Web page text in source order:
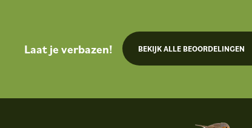
Laat je verbazen! BEKIJK ALLE BEOORDELINGEN